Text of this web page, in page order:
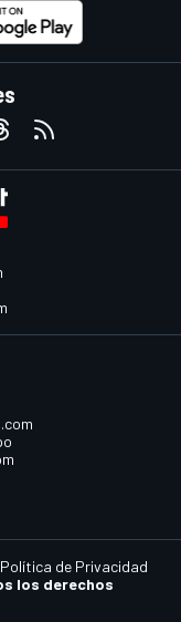
los derechos
Política de Privacidad